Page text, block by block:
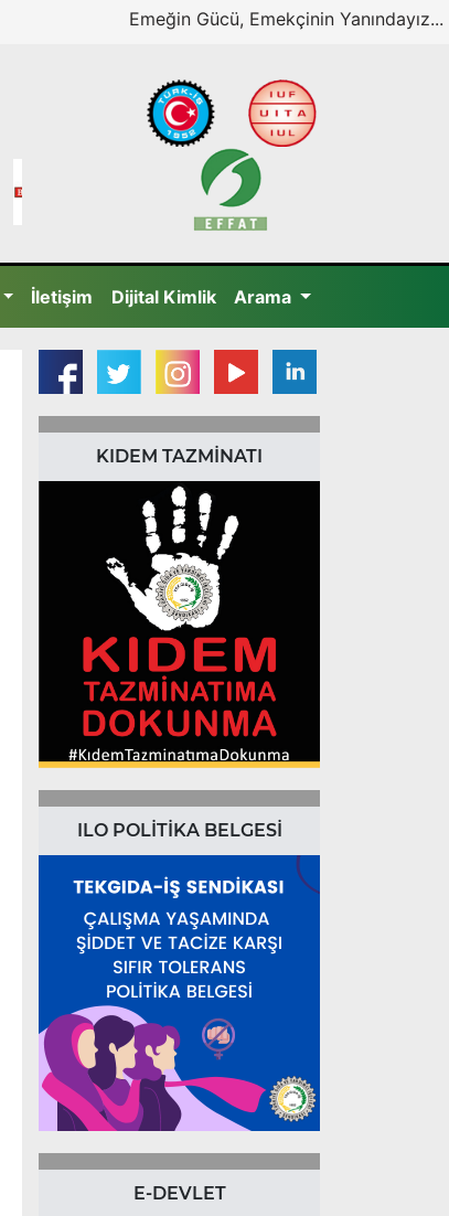
Emeğin Gücü, Emekçinin Yanındayız...
İletişim Dijital Kimlik Arama
KIDEM TAZMİNATI
ILO POLİTİKA BELGESİ
E-DEVLET